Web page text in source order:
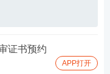
证书预约
APP打开